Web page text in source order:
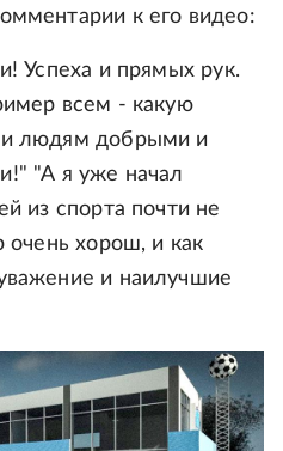
к его видео:
Успеха и прямых рук.
всем - какую
людям добрыми и
"А я уже начал
из спорта почти не
очень хорош, и как
и наилучшие